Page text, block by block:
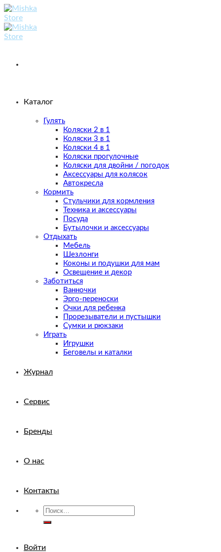
Skip
to
content
Каталог
Гулять
Коляски 2 в 1
Коляски 3 в 1
Коляски 4 в 1
Коляски прогулочные
Коляски для двойни / погодок
Аксессуары для колясок
Автокресла
Кормить
Стульчики для кормления
Техника и аксессуары
Посуда
Бутылочки и аксессуары
Отдыхать
Мебель
Шезлонги
Коконы и подушки для мам
Освещение и декор
Заботиться
Ванночки
Эрго-переноски
Очки для ребенка
Прорезыватели и пустышки
Сумки и рюкзаки
Играть
Игрушки
Беговелы и каталки
Журнал
Сервис
Бренды
О нас
Контакты
Искать:
Войти